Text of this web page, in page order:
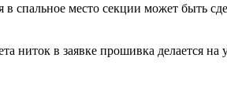
спальное место секции может быть
ниток в заявке прошивка делается на